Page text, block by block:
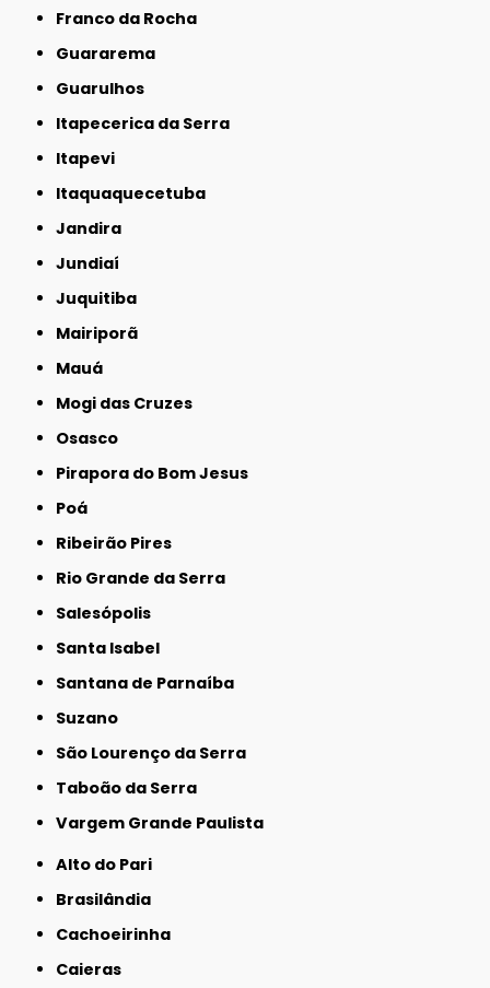
Franco da Rocha
Guararema
Guarulhos
Itapecerica da Serra
Itapevi
Itaquaquecetuba
Jandira
Jundiaí
Juquitiba
Mairiporã
Mauá
Mogi das Cruzes
Osasco
Pirapora do Bom Jesus
Poá
Ribeirão Pires
Rio Grande da Serra
Salesópolis
Santa Isabel
Santana de Parnaíba
Suzano
São Lourenço da Serra
Taboão da Serra
Vargem Grande Paulista
Alto do Pari
Brasilândia
Cachoeirinha
Caieras